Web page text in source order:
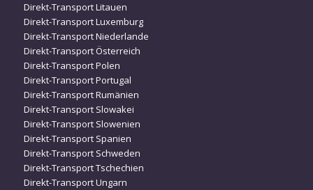
Direkt-Transport Litauen
Direkt-Transport Luxemburg
Direkt-Transport Niederlande
Direkt-Transport Österreich
Direkt-Transport Polen
Direkt-Transport Portugal
Direkt-Transport Rumänien
Direkt-Transport Slowakei
Direkt-Transport Slowenien
Direkt-Transport Spanien
Direkt-Transport Schweden
Direkt-Transport Tschechien
Direkt-Transport Ungarn